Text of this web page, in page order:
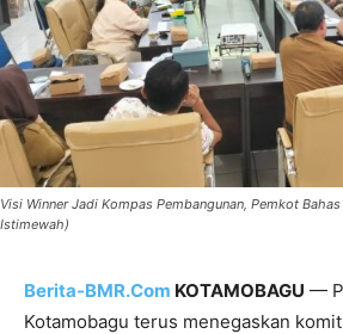
Visi Winner Jadi Kompas Pembangunan, Pemkot
Istimewah)
Berita-BMR.Com KOTAMOBAGU —
Kotamobagu terus menegaskan